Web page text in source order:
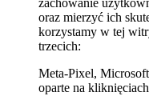
oraz mierzyć ich
korzystamy w tej
trzecich:
Meta-Pixel,
oparte na